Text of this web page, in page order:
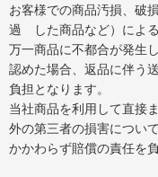
お客様での商品汚損、破
過 した商品など）による
万一商品に不都合が発生
認めた場合、返品に伴う
負担となります。
当社商品を利用して直接
外の第三者の損害につい
かかわらず賠償の責任を